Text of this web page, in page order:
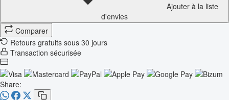
Ajouter à la liste
d'envies
Comparer
Retours gratuits sous 30 jours
Transaction sécurisée
Share: